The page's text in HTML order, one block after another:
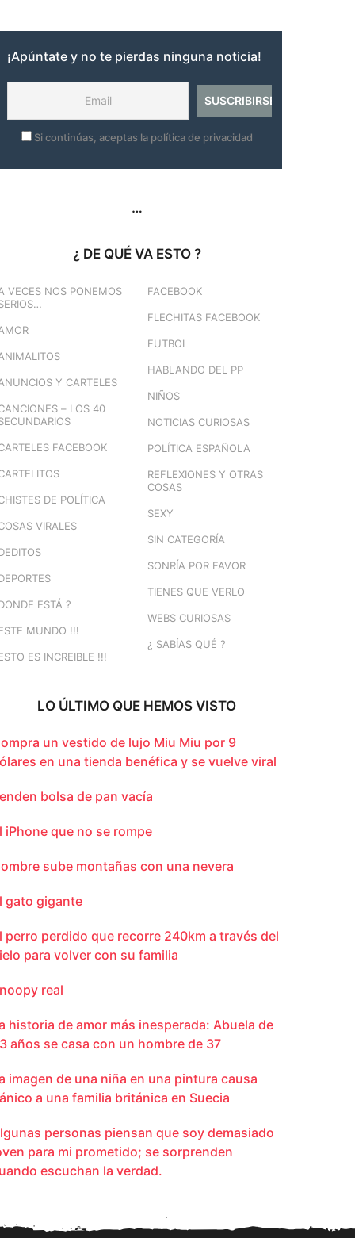
¡Apúntate y no te pierdas ninguna noticia!
Si continúas, aceptas la política de privacidad
…
¿ DE QUÉ VA ESTO ?
VECES NOS PONEMOS
Y CARTELES
– LOS 40
FACEBOOK
DE POLÍTICA
VIRALES
ESTÁ ?
MUNDO !!!
ES INCREIBLE !!!
FACEBOOK
FLECHITAS FACEBOOK
FUTBOL
HABLANDO DEL PP
NIÑOS
NOTICIAS CURIOSAS
POLÍTICA ESPAÑOLA
REFLEXIONES Y OTRAS
COSAS
SEXY
SIN CATEGORÍA
SONRÍA POR FAVOR
TIENES QUE VERLO
WEBS CURIOSAS
¿ SABÍAS QUÉ ?
LO ÚLTIMO QUE HEMOS VISTO
un vestido de lujo Miu Miu por 9
en una tienda benéfica y se vuelve viral
bolsa de pan vacía
iPhone que no se rompe
sube montañas con una nevera
gato gigante
perro perdido que recorre 240km a través del
para volver con su familia
real
historia de amor más inesperada: Abuela de
años se casa con un hombre de 37
imagen de una niña en una pintura causa
a una familia británica en Suecia
personas piensan que soy demasiado
para mi prometido; se sorprenden
escuchan la verdad.